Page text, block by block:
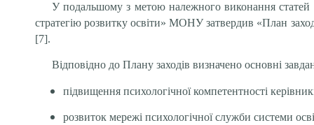
У подальшому з метою належного виконання статей
стратегію розвитку освіти» МОНУ затвердив «План
[7].
Відповідно до Плану заходів визначено основні
підвищення психологічної компетентності
розвиток мережі психологічної служби системи